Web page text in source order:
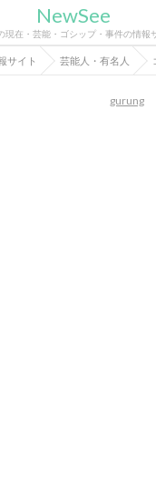
NewSee
現在・芸能・ゴシップ・事件の情報
サイト 芸能人・有名人
gurung